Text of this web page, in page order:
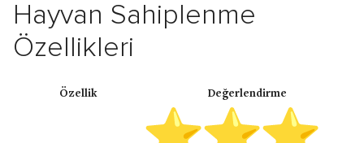
Hayvan Sahiplenme
Özellikleri
Özellik Değerlendirme